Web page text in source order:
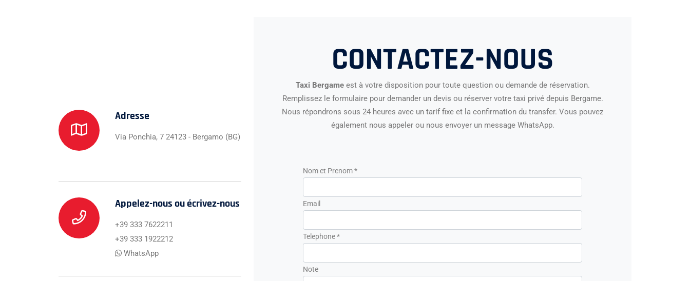
Adresse
Via Ponchia, 7 24123 - Bergamo (BG)
Appelez-nous ou écrivez-nous
+39 333 7622211
+39 333 1922212
WhatsApp
CONTACTEZ-NOUS
Taxi Bergameest à votre disposition pour toute question ou demande de réservation.
Remplissez le formulaire pour demander un devis ou réserver votre taxi privé depuis Bergame.
Nous répondrons sous 24 heures avec un tarif fixe et la confirmation du transfer. Vous pouvez
également nous appeler ou nous envoyer un message WhatsApp.
Nom et Prenom *
Email
Telephone *
Note